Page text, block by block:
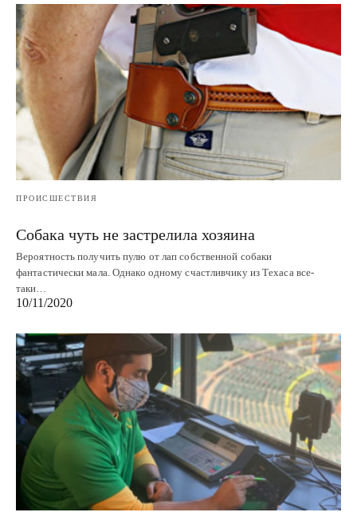
ПРОИСШЕСТВИЯ
Собака чуть не застрелила хозяина
Вероятность получить пулю от лап собственной собаки
фантастически мала. Однако одному счастливчику из Техаса все-
таки…
10/11/2020